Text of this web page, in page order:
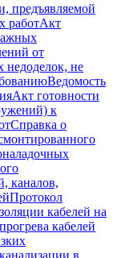
предъявляемой
работАкт
от
недоделок, не
Ведомость
Акт готовности
к
Справка о
каналов,
Протокол
кабелей на
кабелей
в